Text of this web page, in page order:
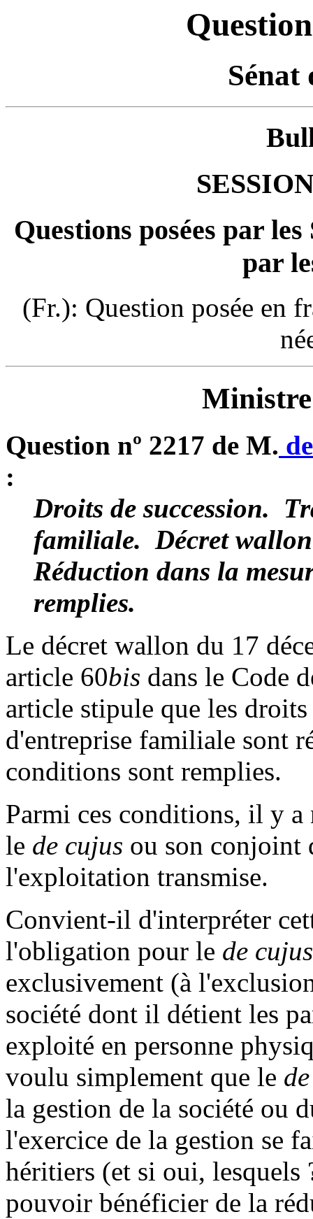
Sénat
Questions posées par
par
(Fr.): Question posée en
Ministre
Question nº 2217 de M.
:
Droits de succession.
familiale. ­ Décret
Réduction dans la
remplies.
Le décret wallon du 17
article 60bis dans le Code
article stipule que les
d'entreprise familiale sont
conditions sont remplies.
Parmi ces conditions, il y
le de cujus ou son conjoint
l'exploitation transmise.
Convient-il d'interpréter
l'obligation pour le de cujus
exclusivement (à
société dont il détient les
exploité en personne
voulu simplement que le
la gestion de la société ou
l'exercice de la gestion se
héritiers (et si oui, lesquels
pouvoir bénéficier de la